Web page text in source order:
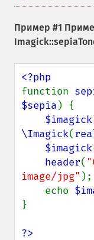
Пример #1
function
$sepia ) {
$imagick
\Imagick(
$imagick
header(
image/jpg" );
    echo
}
?>
getImageColors
getImageCompose
getImageDelay
getImageDepth
getImageDispose
getImageDistortion
getImageFilename
getImageFormat
getImageGamma
getImageGravity